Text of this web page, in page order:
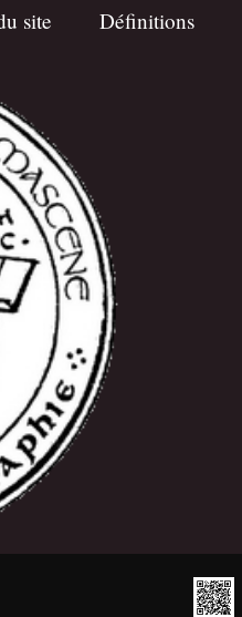
site Définitions